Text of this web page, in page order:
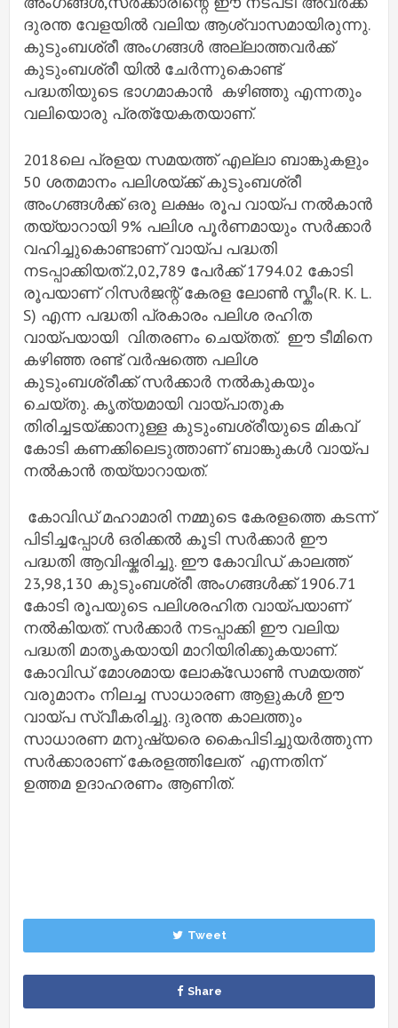
ദുരന്ത വേളയിൽ വലിയ ആശ്വാസമായിരുന്നു.
കുടുംബശ്രീ അംഗങ്ങൾ അല്ലാത്തവർക്ക്
കുടുംബശ്രീ യിൽ ചേർന്നുകൊണ്ട്
പദ്ധതിയുടെ ഭാഗമാകാൻ കഴിഞ്ഞു എന്നതും
വലിയൊരു പ്രത്യേകതയാണ്.
2018ലെ പ്രളയ സമയത്ത് എല്ലാ ബാങ്കുകളും
50 ശതമാനം പലിശയ്ക്ക് കുടുംബശ്രീ
അംഗങ്ങൾക്ക് ഒരു ലക്ഷം രൂപ വായ്പ നൽകാൻ
തയ്യാറായി 9% പലിശ പൂർണമായും സർക്കാർ
വഹിച്ചുകൊണ്ടാണ് വായ്പ പദ്ധതി
നടപ്പാക്കിയത്.2,02,789 പേർക്ക് 1794.02 കോടി
രൂപയാണ് റിസർജന്റ് കേരള ലോൺ സ്കീം(R. K. L.
S) എന്ന പദ്ധതി പ്രകാരം പലിശ രഹിത
വായ്പയായി വിതരണം ചെയ്തത്. ഈ ടീമിനെ
കഴിഞ്ഞ രണ്ട് വർഷത്തെ പലിശ
കുടുംബശ്രീക്ക് സർക്കാർ നൽകുകയും
ചെയ്തു. കൃത്യമായി വായ്പാതുക
തിരിച്ചടയ്ക്കാനുള്ള കുടുംബശ്രീയുടെ മികവ്
കോടി കണക്കിലെടുത്താണ് ബാങ്കുകൾ വായ്പ
നൽകാൻ തയ്യാറായത്.
കോവിഡ് മഹാമാരി നമ്മുടെ കേരളത്തെ കടന്ന്
പിടിച്ചപ്പോൾ ഒരിക്കൽ കൂടി സർക്കാർ ഈ
പദ്ധതി ആവിഷ്കരിച്ചു. ഈ കോവിഡ് കാലത്ത്
23,98,130 കുടുംബശ്രീ അംഗങ്ങൾക്ക് 1906.71
കോടി രൂപയുടെ പലിശരഹിത വായ്പയാണ്
നൽകിയത്. സർക്കാർ നടപ്പാക്കി ഈ വലിയ
പദ്ധതി മാതൃകയായി മാറിയിരിക്കുകയാണ്.
കോവിഡ് മോശമായ ലോക്ഡോൺ സമയത്ത്
വരുമാനം നിലച്ച സാധാരണ ആളുകൾ ഈ
വായ്പ സ്വീകരിച്ചു. ദുരന്ത കാലത്തും
സാധാരണ മനുഷ്യരെ കൈപിടിച്ചുയർത്തുന്ന
സർക്കാരാണ് കേരളത്തിലേത് എന്നതിന്
ഉത്തമ ഉദാഹരണം ആണിത്.
Tweet
Share